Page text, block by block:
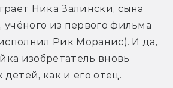
Ника Залински, сына
учёного из первого фильма
Рик Моранис). И да,
изобретатель вновь
как и его отец.